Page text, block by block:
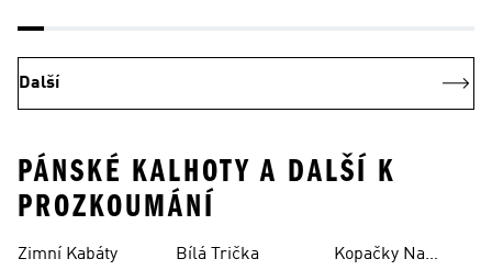
Další
PÁNSKÉ KALHOTY A DALŠÍ K
PROZKOUMÁNÍ
Zimní Kabáty Bílá Trička
Kopačky Na